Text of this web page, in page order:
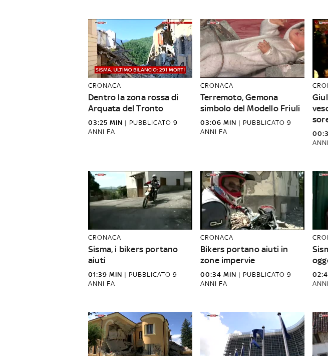
CRONACA
Dentro la zona rossa di
Arquata del Tronto
03:25 MIN | PUBBLICATO 9
ANNI FA
CRONACA
Terremoto, Gemona
simbolo del Modello Friuli
03:06 MIN | PUBBLICATO 9
ANNI FA
CRONACA
Sisma, i bikers portano
aiuti
01:39 MIN | PUBBLICATO 9
ANNI FA
CRONACA
Bikers portano aiuti in
zone impervie
00:34 MIN | PUBBLICATO 9
ANNI FA